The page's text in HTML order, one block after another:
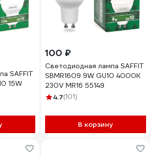
SAFFIT
15W
100 ₽
Светодиодная лампа SAFFIT
SBMR1609 9W GU10 4000K
230V MR16 55149
4.7(101)
В корзину